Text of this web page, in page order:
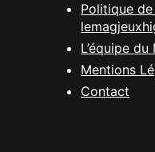
Politique
L’équipe
Mentions
Contact